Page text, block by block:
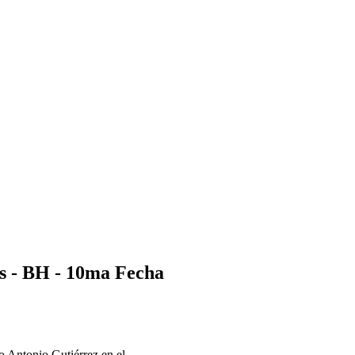
- BH - 10ma Fecha